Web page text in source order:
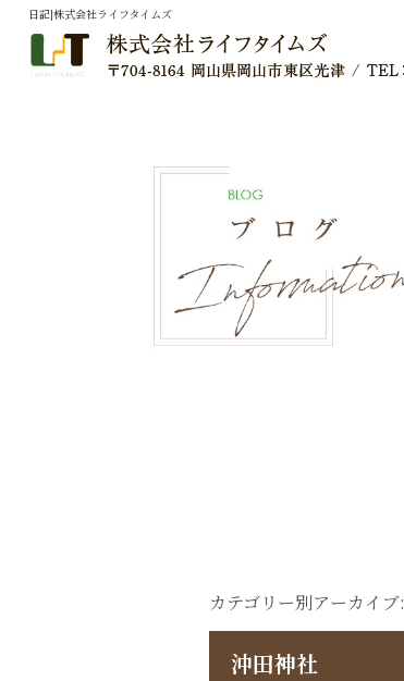
日記|株式会社ライフタイムズ
カテゴリー別アーカイブ:
沖田神社